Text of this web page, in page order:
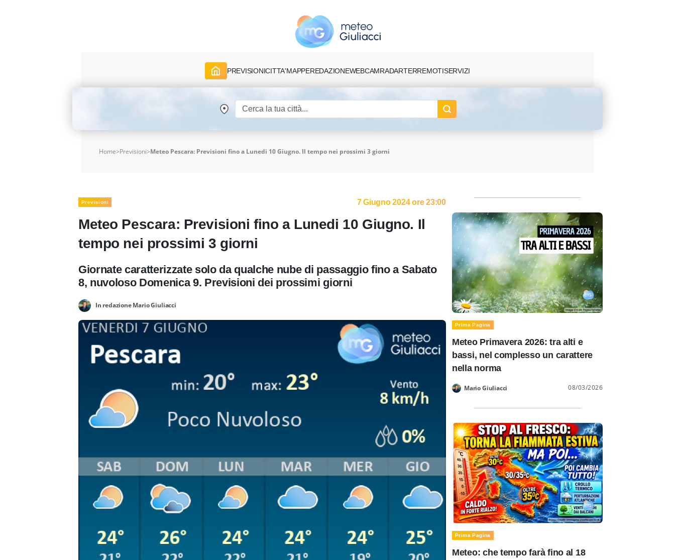
PREVISIONICITTA'MAPPEREDAZIONEWEBCAMRADARTERREMOTISERVIZI
Home>Previsioni>Meteo Pescara: Previsioni fino a Lunedi 10 Giugno. Il tempo nei prossimi 3 giorni
Previsioni 7 Giugno 2024 ore 23:00
Meteo Pescara: Previsioni fino a Lunedi 10 Giugno. Il
tempo nei prossimi 3 giorni
Giornate caratterizzate solo da qualche nube di passaggio fino a Sabato
8, nuvoloso Domenica 9. Previsioni dei prossimi giorni
In redazione Mario Giuliacci
Prima Pagina
Meteo Primavera 2026: tra alti e
bassi, nel complesso un carattere
nella norma
Mario Giuliacci 08/03/2026
Prima Pagina
Meteo: che tempo farà fino al 18